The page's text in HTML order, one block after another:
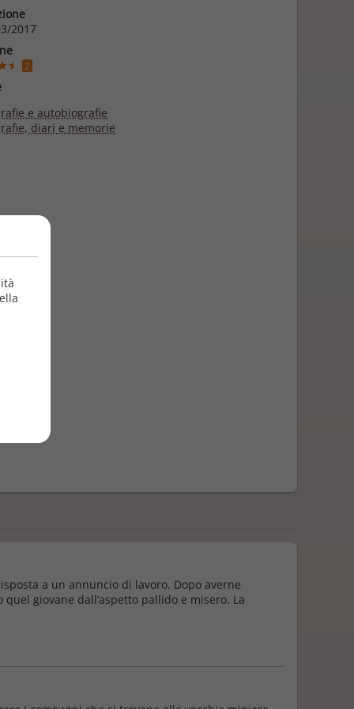
2017
2
e autobiografie
diari e memorie
a un annuncio di lavoro. Dopo averne
giovane dall’aspetto pallido e misero. La